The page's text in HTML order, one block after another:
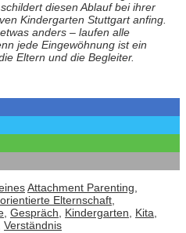
diesen Ablauf bei ihrer
Kindergarten Stuttgart anfing.
anders – laufen alle
jede Eingewöhnung ist ein
Eltern und die Begleiter.
Attachment Parenting,
Elternschaft,
, Gespräch, Kindergarten, Kita,
Verständnis